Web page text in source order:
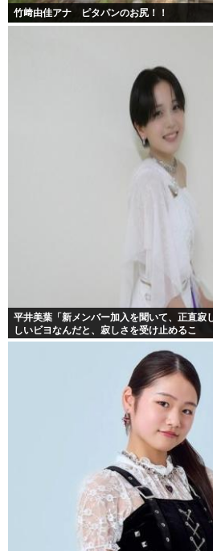
竹﨑由佳アナ ピタパンのお尻！！
平井美葉「新メンバー加入を聞いて、正直寂
しいビヨなんだと、寂しさを受け止めるこ